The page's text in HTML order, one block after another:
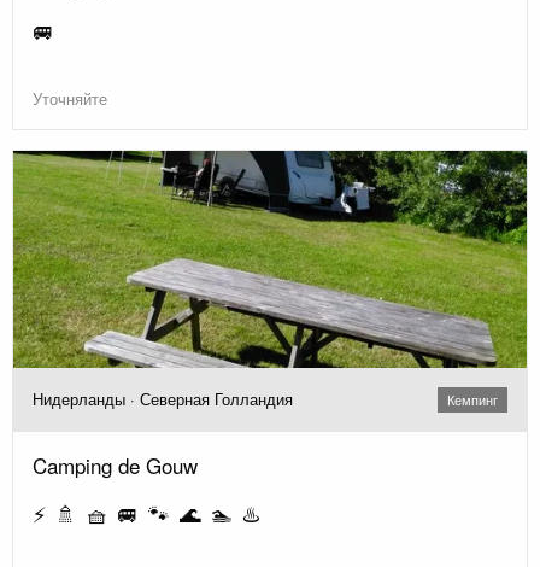
🚐
Уточняйте
Нидерланды · Северная Голландия Кемпинг
Camping de Gouw
⚡ 🚿 🧺 🚐 🐾 🌊 🏊 ♨️